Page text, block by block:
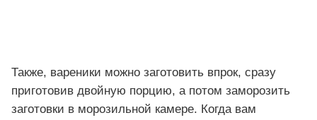
Также, вареники можно заготовить впрок, сразу
приготовив двойную порцию, а потом заморозить
заготовки в морозильной камере. Когда вам